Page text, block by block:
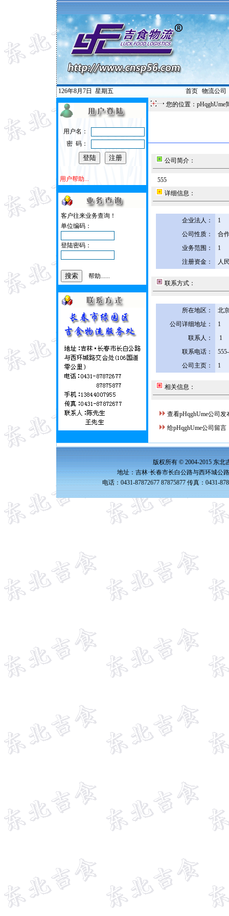
126年8月7日 星期五 首页| 物流公司
用户名：
密 码：
用户帮助...
客户往来业务查询！
单位编码：
登陆密码：
帮助......
您的位置：pHqghUme
公司简介：
555
详细信息：
企业法人：
1
公司性质：
合
业务范围：
1
注册资金：
人
联系方式：
所在地区：
北
公司详细地址：
1
联系人：
1
联系电话：
公司主页：
1
相关信息：
查看pHqghUme公司发
给pHqghUme公司留言
版权所有 © 2004-2015 东北
地址：吉林·长春市长白公路与西环城公
电话：0431-87872677 87875877 传真：0431-